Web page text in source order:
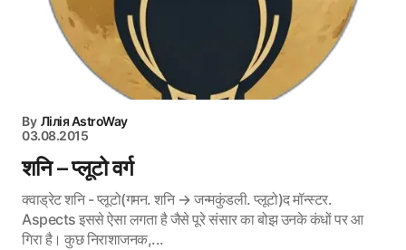
By Лілія AstroWay
03.08.2015
शनि – प्लूटो वर्ग
क्वाड्रेट शनि - प्लूटो(गमन. शनि → जन्मकुंडली. प्लूटो)द मॉन्स्टर.
Aspects इससे ऐसा लगता है जैसे पूरे संसार का बोझ उनके कंधों पर आ
गिरा है। कुछ निराशाजनक,...